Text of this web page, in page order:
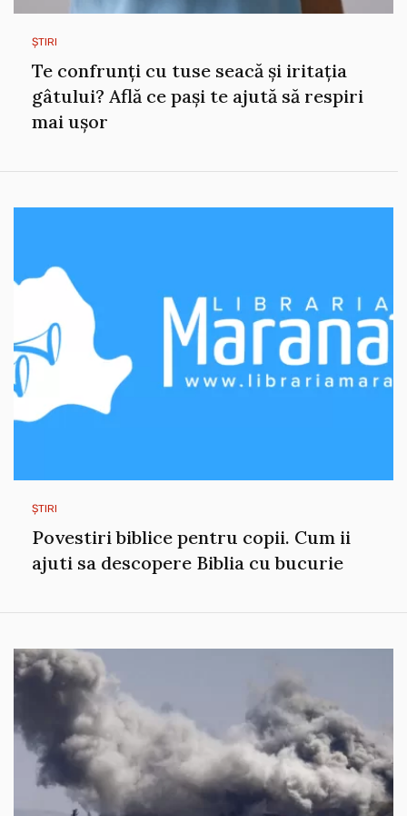
ȘTIRI
Te confrunți cu tuse seacă și iritația
gâtului? Află ce pași te ajută să respiri
mai ușor
ȘTIRI
Povestiri biblice pentru copii. Cum ii
ajuti sa descopere Biblia cu bucurie